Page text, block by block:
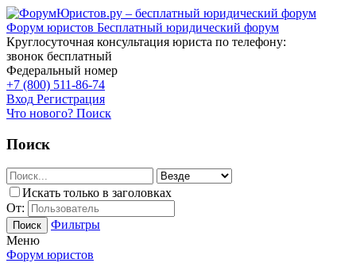
Форум юристов Бесплатный юридический форум
Круглосуточная консультация юриста по телефону:
звонок бесплатный
Федеральный номер
+7 (800) 511-86-74
Вход Регистрация
Что нового? Поиск
Поиск
Искать только в заголовках
От:
Поиск
Фильтры
Меню
Форум юристов